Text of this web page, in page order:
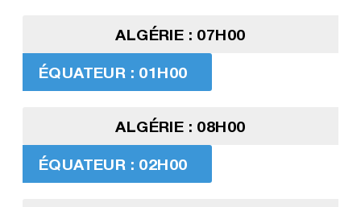
ALGÉRIE : 07H00
ÉQUATEUR : 01H00
ALGÉRIE : 08H00
ÉQUATEUR : 02H00